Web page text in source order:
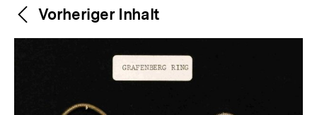
Weitere
Inhalte
Content-
Navigation
Vorheriger Inhalt